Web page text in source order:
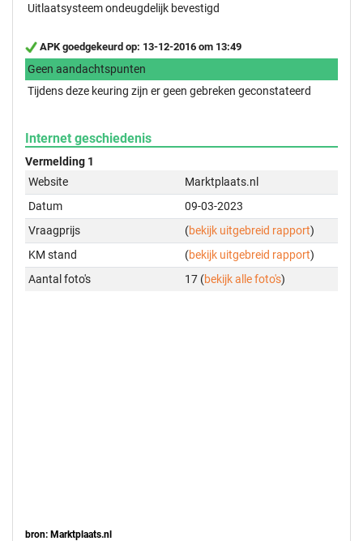
Uitlaatsysteem ondeugdelijk bevestigd
APK goedgekeurd op: 13-12-2016 om 13:49
Geen aandachtspunten
Tijdens deze keuring zijn er geen gebreken geconstateerd
Internet geschiedenis
Vermelding 1
Website
Marktplaats.nl
Datum
09-03-2023
Vraagprijs
(bekijk uitgebreid rapport)
KM stand
(bekijk uitgebreid rapport)
Aantal foto's
17 (bekijk alle foto's)
bron: Marktplaats.nl